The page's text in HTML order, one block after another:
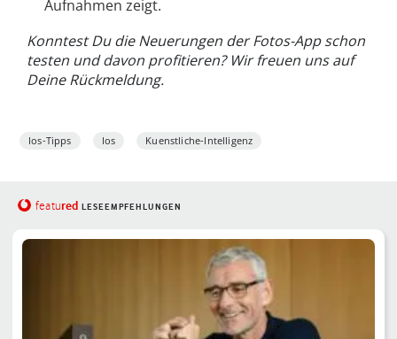
Aufnahmen zeigt.
Konntest Du die Neuerungen der Fotos-App schon
testen und davon profitieren? Wir freuen uns auf
Deine Rückmeldung.
Ios-Tipps Ios Kuenstliche-Intelligenz
featured LESEEMPFEHLUNGEN